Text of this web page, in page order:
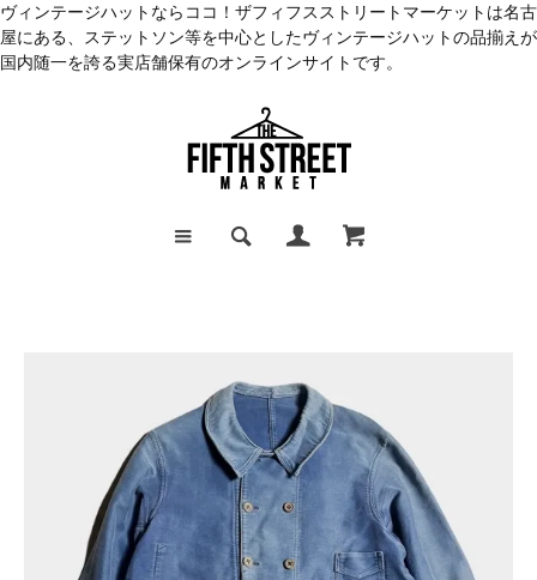
ヴィンテージハットならココ！ザフィフスストリートマーケットは名古
屋にある、ステットソン等を中心としたヴィンテージハットの品揃えが
国内随一を誇る実店舗保有のオンラインサイトです。